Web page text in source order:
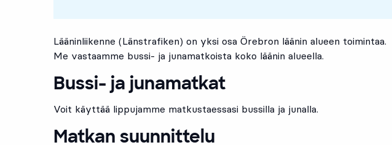
Lääninliikenne (Länstrafiken) on yksi osa Örebron läänin alueen toimintaa.
Me vastaamme bussi- ja junamatkoista koko läänin alueella.
Bussi- ja junamatkat
Voit käyttää lippujamme matkustaessasi bussilla ja junalla.
Matkan suunnittelu